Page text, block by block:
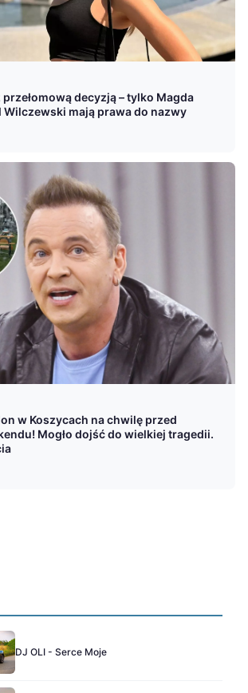
przełomową decyzją – tylko Magda
Wilczewski mają prawa do nazwy
w Koszycach na chwilę przed
Mogło dojść do wielkiej tragedii.
DJ OLI - Serce Moje